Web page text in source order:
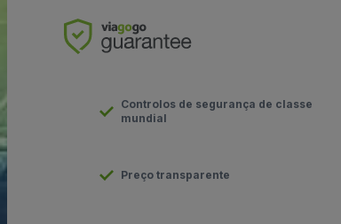
Controlos de segurança de classe
mundial
Preço transparente